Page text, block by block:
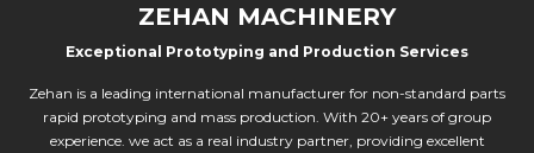
ZEHAN MACHINERY
Exceptional Prototyping and Production Services
Zehan is a leading international manufacturer for non-standard parts
rapid prototyping and mass production. With 20+ years of group
experience. we act as a real industry partner, providing excellent